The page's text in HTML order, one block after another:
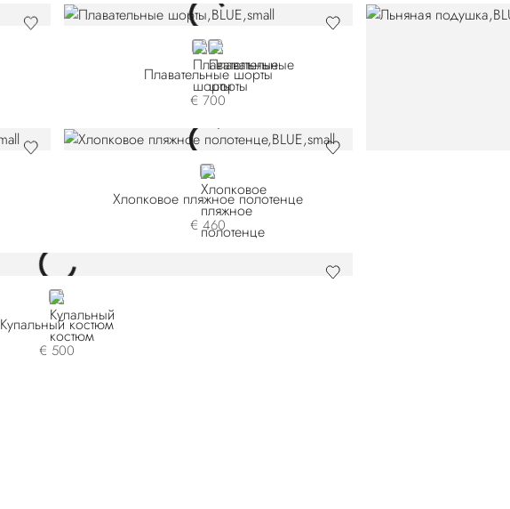
BLUEBLACK
Плавательные шорты
€ 700
BLUE
Хлопковое пляжное полотенце
€ 460
WHITE
Купальный костюм
€ 500